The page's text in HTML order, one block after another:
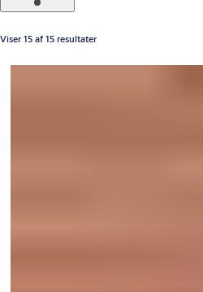
Viser 15 af 15 resultater